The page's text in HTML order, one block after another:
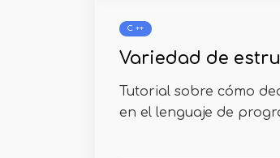
C ++
Variedad de
Tutorial sobre cómo
en el lenguaje de